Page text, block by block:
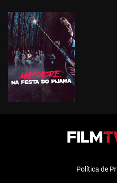
Política de